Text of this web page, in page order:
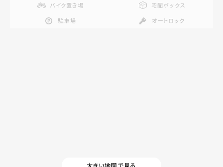
バイク置き場
宅配ボックス
駐車場
オートロック